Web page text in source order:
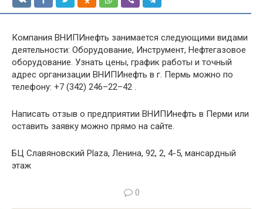
Компания ВНИПИнефть занимается следующими видами
деятельности: Оборудование, Инструмент, Нефтегазовое
оборудование. Узнать цены, график работы и точный
адрес организации ВНИПИнефть в г. Пермь можно по
телефону: +7 (342) 246–22–42 .
Написать отзыв о предприятии ВНИПИнефть в Перми или
оставить заявку можно прямо на сайте.
БЦ Славяновский Plaza, Ленина, 92, 2, 4-5, мансардный
этаж
0